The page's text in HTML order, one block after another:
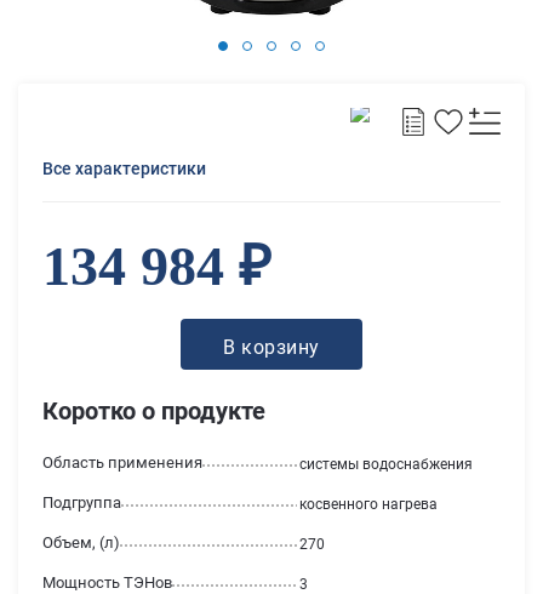
Коротко о продукте
Область применения системы водоснабжения
Подгруппа косвенного нагрева
Объем, (л) 270
Мощность ТЭНов 3
Все характеристики
134 984 ₽
В корзину